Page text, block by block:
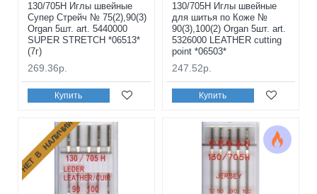
130/705H Иглы швейные
Супер Стрейч № 75(2),90(3)
Organ 5шт. art. 5440000
SUPER STRETCH *06513*
(7г)
269.36р.
Купить
130/705H Иглы швейные
для шитья по Коже №
90(3),100(2) Organ 5шт. art.
5326000 LEATHER cutting
point *06503*
247.52р.
Купить
НЕТ В НАЛИЧИИ